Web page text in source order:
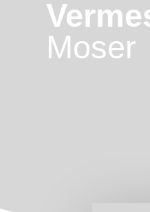
Moser